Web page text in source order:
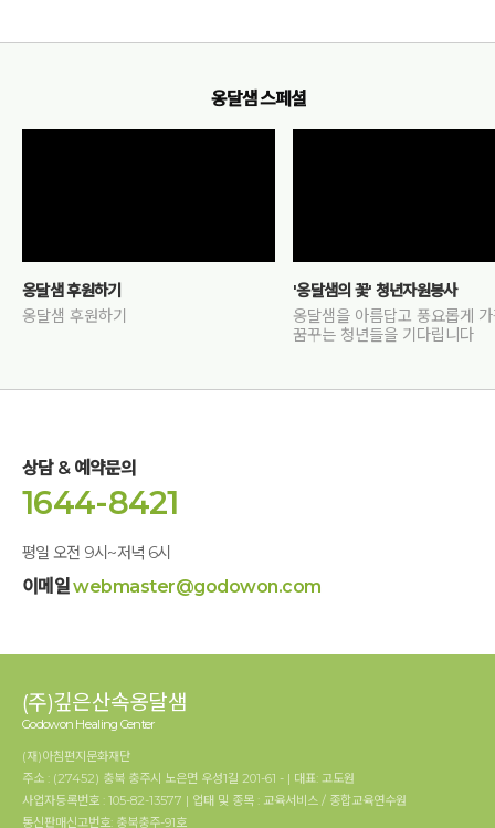
옹달샘 스페셜
옹달샘 후원하기
옹달샘 후원하기
'옹달샘의 꽃' 청년자원봉사
옹달샘을 아름답고 풍요롭게
꿈꾸는 청년들을 기다립니다
상담 & 예약문의
1644-8421
평일 오전 9시~저녁 6시
이메일webmaster@godowon.com
(주)깊은산속옹달샘
Godowon Healing Center
(재)아침편지문화재단
주소 : (27452) 충북 충주시 노은면 우성1길 201-61 - | 대표: 고도원
사업자등록번호 : 105-82-13577 | 업태 및 종목 : 교육서비스 / 종합교육연수원
통신판매신고번호: 충북충주-91호